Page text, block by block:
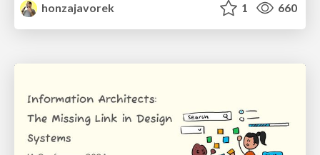
honzajavorek
1 660